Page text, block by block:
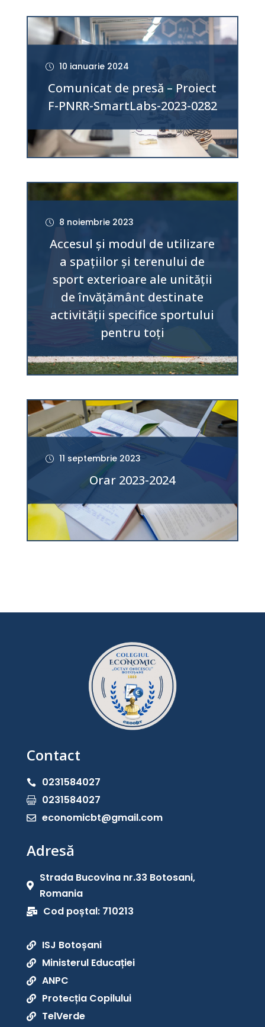
10 ianuarie 2024
Comunicat de presă – Proiect
F-PNRR-SmartLabs-2023-0282
8 noiembrie 2023
Accesul și modul de utilizare
a spațiilor și terenului de
sport exterioare ale unității
de învățământ destinate
activității specifice sportului
pentru toți
11 septembrie 2023
Orar 2023-2024
Contact
 0231584027
 0231584027
 economicbt@gmail.com
Adresă

Strada Bucovina nr.33 Botosani,
Romania
 Cod poștal: 710213
 ISJ Botoșani
 Ministerul Educației
 ANPC
 Protecția Copilului
 TelVerde